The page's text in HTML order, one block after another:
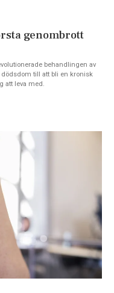
genombrott
behandlingen av
till att bli en kronisk
att leva med.